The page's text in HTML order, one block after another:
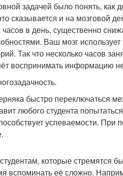
задачей было понять, как
сказывается и на мозговой
часов в день, существенно
Ваш мозг
Так что несколько часов
воспринимать информацию
быстро переключаться
любого студента
успеваемости. При
которые стремятся
вспоминать её сложно.